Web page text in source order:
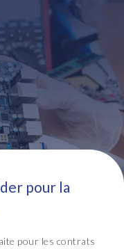
pour la
pour les contrats